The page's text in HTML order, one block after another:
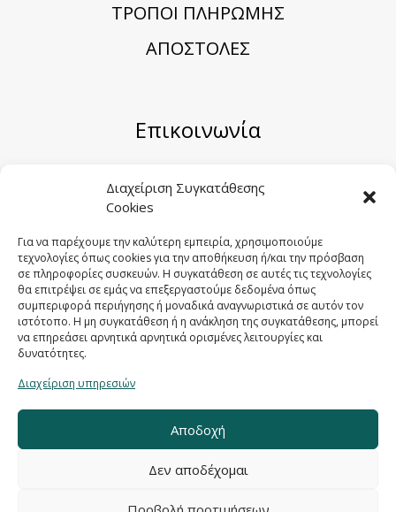
Διαχείριση Συγκατάθεσης
Cookies
Για να παρέχουμε την καλύτερη εμπειρία, χρησιμοποιούμε
τεχνολογίες όπως cookies για την αποθήκευση ή/και την πρόσβαση
σε πληροφορίες συσκευών. Η συγκατάθεση σε αυτές τις τεχνολογίες
θα επιτρέψει σε εμάς να επεξεργαστούμε δεδομένα όπως
συμπεριφορά περιήγησης ή μοναδικά αναγνωριστικά σε αυτόν τον
ιστότοπο. Η μη συγκατάθεση ή η ανάκληση της συγκατάθεσης, μπορεί
να επηρεάσει αρνητικά αρνητικά ορισμένες λειτουργίες και
δυνατότητες.
Διαχείριση υπηρεσιών
Αποδοχή
Δεν αποδέχομαι
TΡΟΠΟΙ ΠΛΗΡΩΜΗΣ
ΑΠΟΣΤΟΛΕΣ
Επικοινωνία
Μηριόνου 5-7, Αθήνα 104 41
Email:sales@sygometal.gr
Τηλέφωνο: (+30) 210 3456062 / (+30) 210
3456025
Fax: (+30) 210 3456422